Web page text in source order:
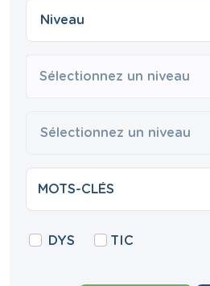
Sélectionnez un niveau
DYS TIC